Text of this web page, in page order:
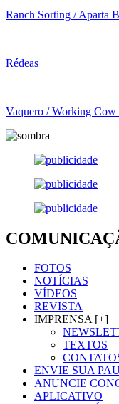
Ranch Sorting / Aparta
Rédeas
Vaquero / Working Cow
FOTOS
NOTÍCIAS
VÍDEOS
REVISTA
IMPRENSA [+]
TEXTOS
ENVIE SUA
ANUNCIE
APLICATIVO